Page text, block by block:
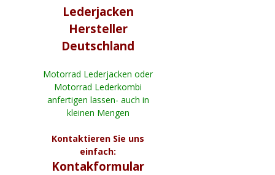
Lederjacken
Hersteller
Deutschland
Motorrad Lederjacken oder
Motorrad Lederkombi
anfertigen lassen- auch in
kleinen Mengen
Kontaktieren Sie uns
einfach:
Kontakformular